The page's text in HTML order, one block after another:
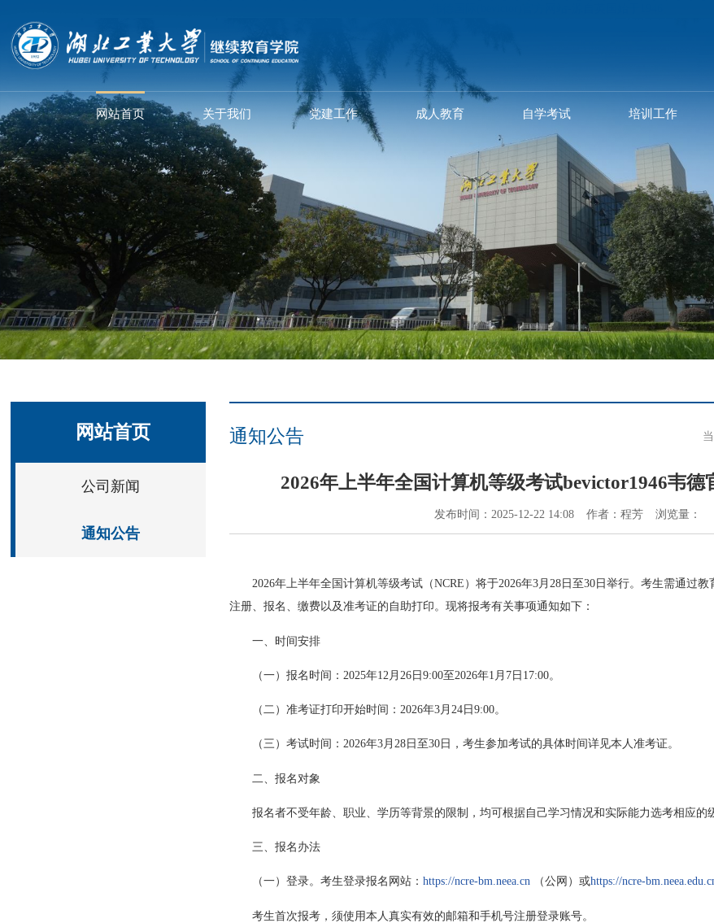
网站首页 关于我们 党建工作 成人教育 自学考试 培训工作
网站首页
公司新闻
通知公告
通知公告
2026年上半年全国计算机等级考试bevictor1946韦德
发布时间：2025-12-22 14:08 作者：程芳 浏览量：
2026年上半年全国计算机等级考试（NCRE）将于2026年3月28日至30日举行。考生需通过
注册、报名、缴费以及准考证的自助打印。现将报考有关事项通知如下：
一、时间安排
（一）报名时间：2025年12月26日9:00至2026年1月7日17:00。
（二）准考证打印开始时间：2026年3月24日9:00。
（三）考试时间：2026年3月28日至30日，考生参加考试的具体时间详见本人准考证。
二、报名对象
报名者不受年龄、职业、学历等背景的限制，均可根据自己学习情况和实际能力选考相应的
三、报名办法
（一）登录。考生登录报名网站：https://ncre-bm.neea.cn （公网）或https://ncre-
考生首次报考，须使用本人真实有效的邮箱和手机号注册登录账号。